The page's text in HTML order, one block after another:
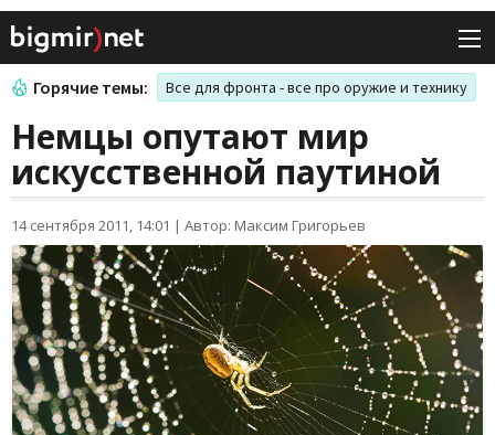
Горячие темы: Все для фронта - все про оружие и технику
Немцы опутают мир
искусственной паутиной
14 сентября 2011, 14:01 | Автор: Максим Григорьев